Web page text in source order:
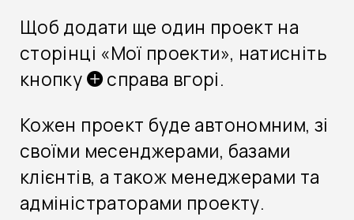
Щоб додати ще один проект на
сторінці «Мої проекти», натисніть
кнопку
справа вгорі.
Кожен проект буде автономним, зі
своїми месенджерами, базами
клієнтів, а також менеджерами та
адміністраторами проекту.